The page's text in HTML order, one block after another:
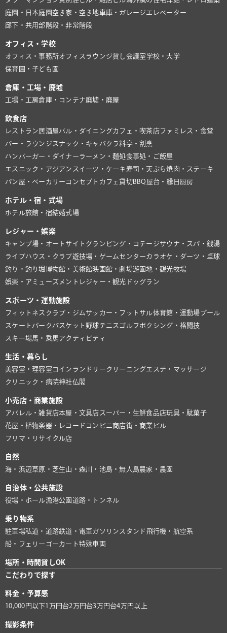
庭園・日本庭園 空き家・空き地 車庫・ガレージ エレベーター
廊下・共用部 階段・非常階段
オフィス・学校
オフィス・事務所オフィスラウンジ貸し会議室学校・大学
保育園・子ども園
倉庫・工場・廃墟
工場・工房倉庫・コンテナ廃墟・廃屋
飲食店
レストラン居酒屋バル・ダイニングカフェ・喫茶店ファミレス・食堂
バー・ラウンジ スナック・キャバクラ料亭・割烹
ハンバーガー・ダイナーラーメン・麺処食事処・ご飯屋
エスニック・アジアン スイーツ・ケーキ寿司・天ぷら焼肉・ステーキ
パン屋・ベーカリー コンセプトカフェ貸切BBQ 屋台・縁日 厨房
ホテル・宿・式場
ホテル旅館・宿結婚式場
レジャー・娯楽
キャンプ場・オートサイト グランピング・コテージサウナ・スパ・銭湯
ライブハウス・クラブ遊技場・ゲームセンターカラオケ・ダーツ・卓球
釣り・釣り堀博物館・美術館映画館・劇場遊園地・観光牧場
娯楽・アミューズメント レジャー・観光 ドッグラン
スポーツ・運動施設
フィットネスクラブ・ジム サッカー・フットサル体育館・運動場プール
スケートパーク バスケット 野球テニス ゴルフ ボクシング・格闘技
スキー場馬・乗馬アクティビティ
生活・暮らし
美容室・理容室 コインランドリー クリーニングエステ・マッサージ
クリニック・病院神社仏閣
小売店・商業施設
アパレル・雑貨店本屋・文具店 スーパー・生鮮食品店玩具・駄菓子
花屋・植物楽器・レコード コンビニ商店街・商業ビル
フリマ・リサイクル店
自然
海・浜辺 草原・芝生山・森川・池島・無人島農家・農園
自治体・公共施設
役場・ホール漁港公園 道路・トンネル
乗り物系
駐車場私道・道路鉄道・電車 ガソリンスタンド 飛行機・航空系
船・フェリー ゴーカート特殊車両
場所・時間貸しOK
こだわりで探す
料金・予算感
10,000円以下1万円台2万円台3万円台4万円以上
撮影条件